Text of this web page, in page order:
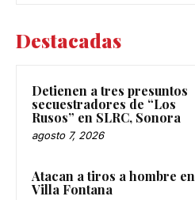
Destacadas
Detienen a tres presuntos
secuestradores de “Los
Rusos” en SLRC, Sonora
agosto 7, 2026
Atacan a tiros a hombre en
Villa Fontana